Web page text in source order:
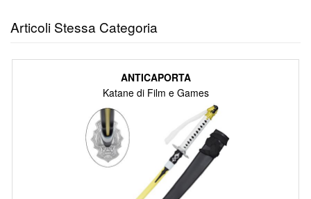
Articoli Stessa Categoria
ANTICAPORTA
Katane di Film e Games